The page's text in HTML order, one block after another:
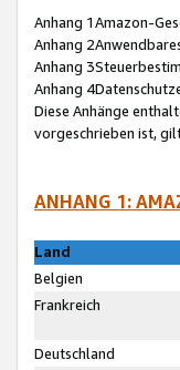
Anhang 1Amazon-
Anhang
Anhang
Anhang
Diese Anhänge
vorgeschrieben ist,
ANHANG 1:
Land
Belgien
Frankreich
Deutschland